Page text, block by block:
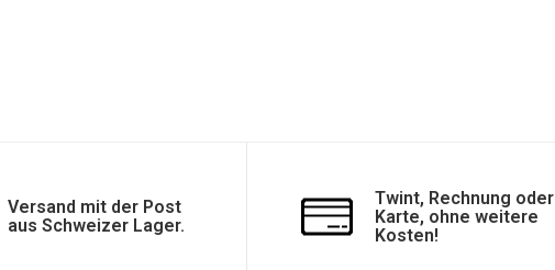
Versand mit der Post
aus Schweizer Lager.
Twint, Rechnung oder
Karte, ohne weitere
Kosten!